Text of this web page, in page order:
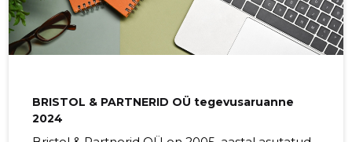
ja grupisupervisioonide ning coachingute läbiviimine.
MTÜ SÜ Hellanes jätkab oma tegevust
BRISTOL & PARTNERID OÜ tegevusaruanne
2024